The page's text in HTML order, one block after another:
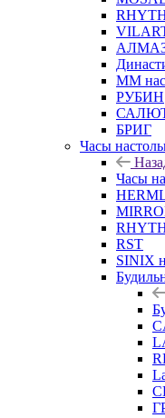
ММ
РУБИН
БРИГ
Часы
Часы
RST
SINIX